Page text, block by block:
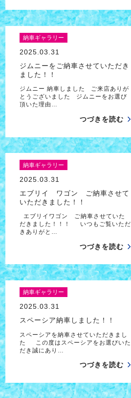
納車ギャラリー
2025.03.31
ジムニーをご納車させていただき
ました！！
ジムニー 納車しました ご来店ありが
とうございました ジムニーをお選び
頂いた理由…
つづきを読む
納車ギャラリー
2025.03.31
エブリイ ワゴン ご納車させて
いただきました！！
エブリイワゴン ご納車させていた
だきました！！！ いつもご覧いただ
きありがと…
つづきを読む
納車ギャラリー
2025.03.31
スペーシア納車しました！！
スペーシアを納車させていただきまし
た この度はスペーシアをお選びいた
だき誠にあり…
つづきを読む